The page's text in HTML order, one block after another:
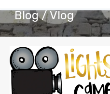
Blog / Vlog